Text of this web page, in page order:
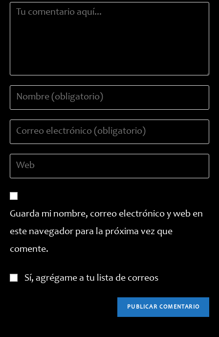
Comentario
usuario
para
de
para
comentar
(opcional)
Guarda mi nombre, correo electrónico y web en
este navegador para la próxima vez que
comente.
Sí, agrégame a tu lista de correos